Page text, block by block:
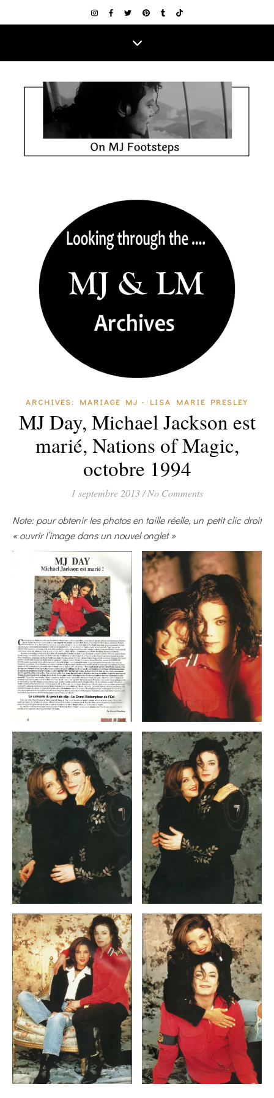
ARCHIVES: MARIAGE MJ - LISA MARIE PRESLEY
MJ Day, Michael Jackson est
marié, Nations of Magic,
octobre 1994
1 septembre 2013/ No Comments
Note: pour obtenir les photos en taille réelle, un petit clic droit
« ouvrir l’image dans un nouvel onglet »